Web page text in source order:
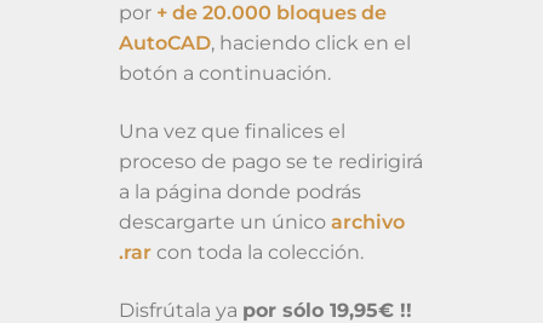
por + de 20.000 bloques de
AutoCAD, haciendo click en el
botón a continuación.
Una vez que finalices el
proceso de pago se te redirigirá
a la página donde podrás
descargarte un único archivo
.rar con toda la colección.
Disfrútala ya por sólo 19,95€ !!